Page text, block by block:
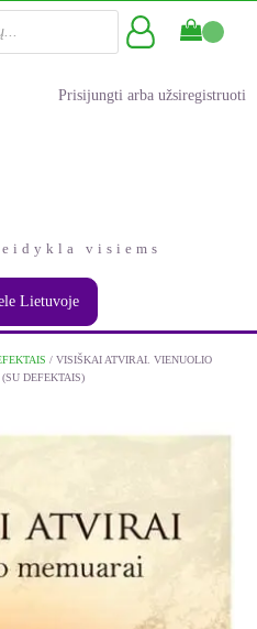
Prisijungti arba užsiregistruoti
visiems
Lietuvoje
/ VISIŠKAI ATVIRAI. VIENUOLIO
DEFEKTAIS)